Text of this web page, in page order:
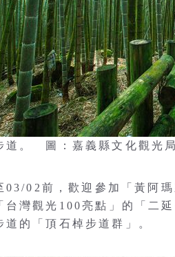
道。 圖：嘉義縣文化觀光
03/02前，歡迎參加「黃阿
台灣觀光100亮點」的「二
道的「頂石棹步道群」。